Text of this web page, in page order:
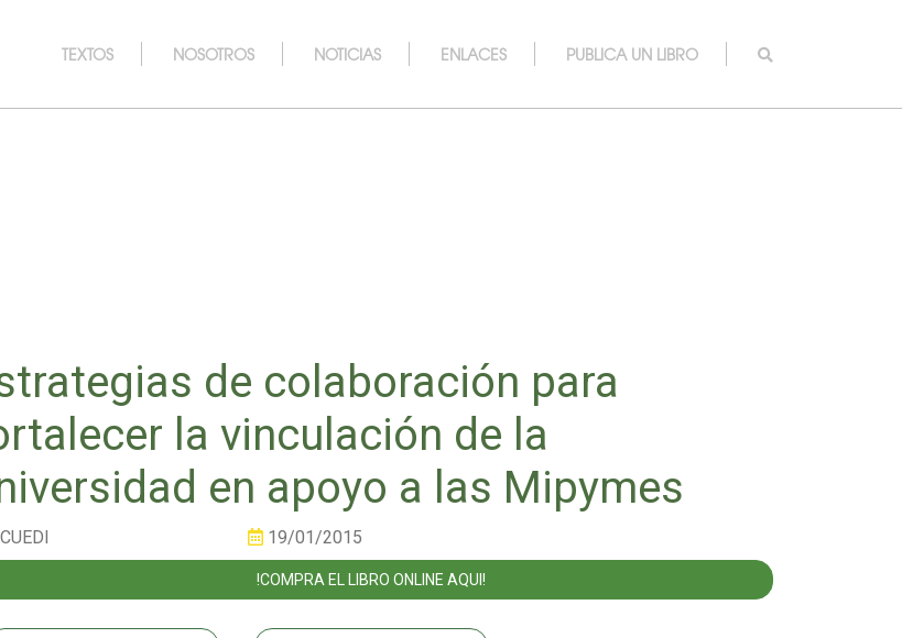
TEXTOS NOSOTROS NOTICIAS ENLACES PUBLICA UN LIBRO
de colaboración para
la vinculación de la
en apoyo a las Mipymes
19/01/2015
!COMPRA EL LIBRO ONLINE AQUI!